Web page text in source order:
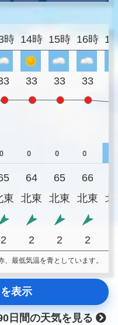
時 14時 15時 16時
33 33 33
64 65 66
東 北東 北東 北東 北
2 2 2 2
最低気温を青としています。
表示
日間の天気を見る